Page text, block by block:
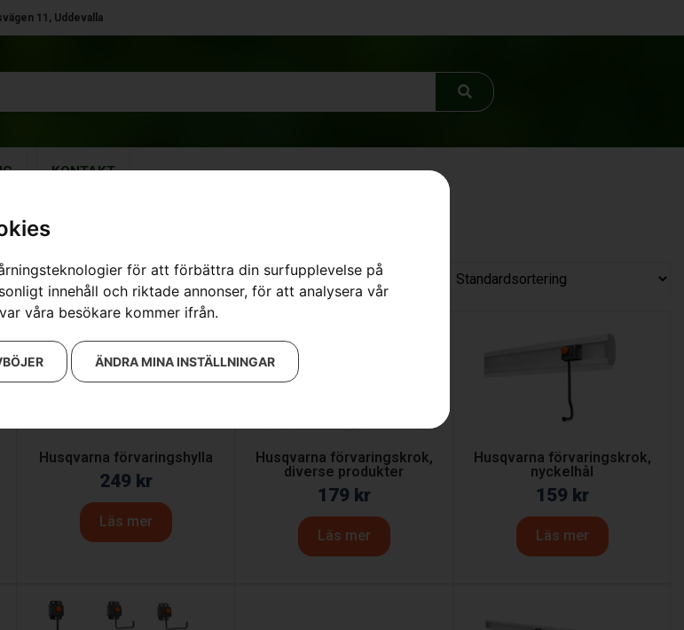
för att förbättra din surfupplevelse på
innehåll och riktade annonser, för att analysera vår
våra besökare kommer ifrån.
ÄNDRA MINA INSTÄLLNINGAR
11, Uddevalla
KONTAKT
Husqvarna förvaringshylla
249 kr
Läs mer
Husqvarna förvaringskrok,
diverse produkter
179 kr
Läs mer
Husqvarna förvaringskrok,
nyckelhål
159 kr
Läs mer